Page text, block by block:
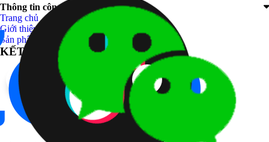
Thông tin công ty
Trang chủ
Giới thiệu
Sản phẩm
KẾT NỐI VỚI CHÚNG TÔI